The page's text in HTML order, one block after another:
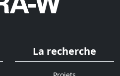
La recherche